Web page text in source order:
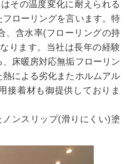
販売・施工代理店募集
その温度変化に耐えられる
ローリングを言います。特
、含水率(フローリングの持
ります。当社は長年の経験
床暖房対応無垢フローリン
による劣化またホルムアル
接着材も御提供しておりま
ンスリップ(滑りにくい)塗